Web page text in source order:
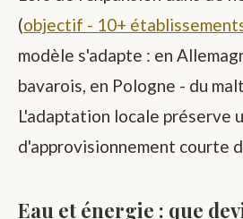
(objectif - 10+
modèle s'adapte : en
bavarois, en Pologne - du
L'adaptation locale préserve
d'approvisionnement courte
Eau et énergie : que